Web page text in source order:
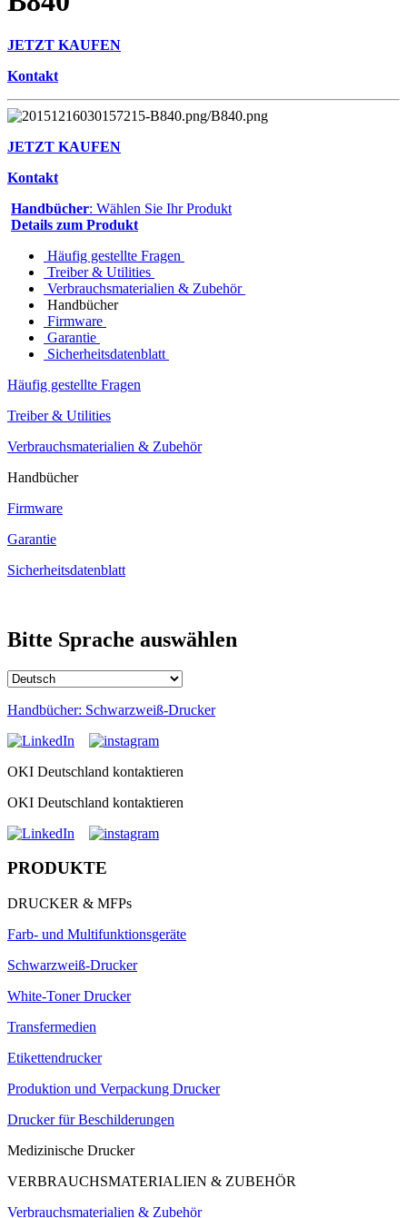
JETZT KAUFEN
Kontakt
JETZT KAUFEN
Kontakt
Handbücher: Wählen Sie Ihr Produkt
Details zum Produkt
Häufig gestellte Fragen
Treiber & Utilities
Verbrauchsmaterialien & Zubehör
Handbücher
Firmware
Garantie
Sicherheitsdatenblatt
Häufig gestellte Fragen
Treiber & Utilities
Verbrauchsmaterialien & Zubehör
Handbücher
Firmware
Garantie
Sicherheitsdatenblatt
Bitte Sprache auswählen
Handbücher: Schwarzweiß-Drucker
OKI Deutschland kontaktieren
OKI Deutschland kontaktieren
PRODUKTE
DRUCKER & MFPs
Farb- und Multifunktionsgeräte
Schwarzweiß-Drucker
White-Toner Drucker
Transfermedien
Etikettendrucker
Produktion und Verpackung Drucker
Drucker für Beschilderungen
Medizinische Drucker
VERBRAUCHSMATERIALIEN & ZUBEHÖR
Verbrauchsmaterialien & Zubehör